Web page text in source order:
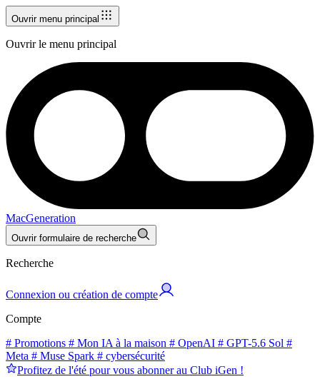
Ouvrir menu principal
Ouvrir le menu principal
MacGeneration
Ouvrir formulaire de recherche
Recherche
Connexion ou création de compte
Compte
# Promotions # Mon IA à la maison # OpenAI # GPT-5.6 Sol #
Meta # Muse Spark # cybersécurité
Profitez de l'été pour vous abonner au Club iGen !